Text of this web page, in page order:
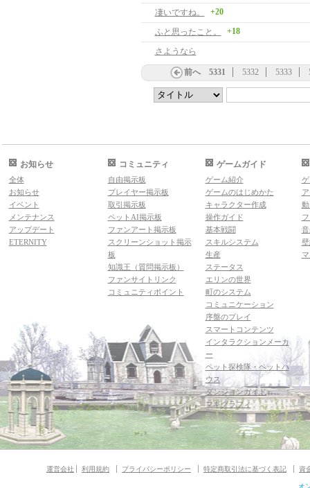
凄いですね。 +20
ふと思ったこと。 +18
さようなら
前へ 5331 5332 5333
お知らせ
全体
お知らせ
イベント
メンテナンス
アップデート
ETERNITY
コミュニティ
自由掲示板
プレイヤー掲示板
取引掲示板
ペットAI掲示板
ファンアート掲示板
スクリーンショット掲示
板
知識王（質問掲示板）
ファンサイトリンク
コミュニティポイント
ゲームガイド
ゲーム紹介
ゲームのはじめかた
キャラクター作成
操作ガイド
基本戦闘
スキルシステム
生産
ステータス
エリンの世界
町のシステム
コミュニケーション
序盤のプレイ
スマートコンテンツ
インタラクションメーカ
ー
ペット探検隊・ペットハ
ウス
ダンジョンガイド
マギグラフィ
運営会社 利用規約 プライバシーポリシー 特定商取引法に基づく表記 資
オ